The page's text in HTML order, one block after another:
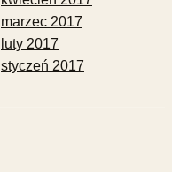
marzec 2017
luty 2017
styczeń 2017